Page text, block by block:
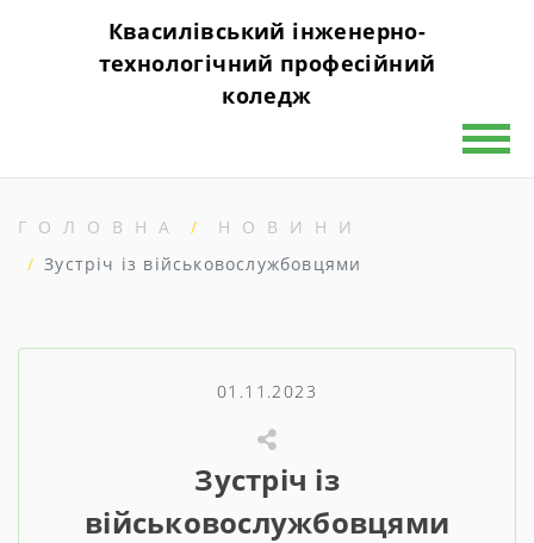
Квасилівський інженерно-
технологічний професійний
коледж
ГОЛОВНА
НОВИНИ
Зустріч із військовослужбовцями
01.11.2023
Зустріч із
військовослужбовцями